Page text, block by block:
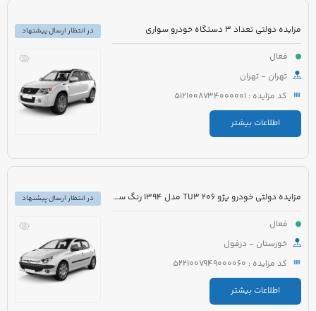
مزایده دولتی تعداد 3 دستگاه خودرو سواری
فعال
تهران - تهران
کد مزایده : 5121008734000001
اطلاعات بیشتر
در انتظار ارسال پیشنهاد
مزایده دولتی خودرو پژو 206 TU3 مدل 1394 رنگ سفید
فعال
خوزستان - دزفول
کد مزایده : 5221007949000060
اطلاعات بیشتر
در انتظار ارسال پیشنهاد